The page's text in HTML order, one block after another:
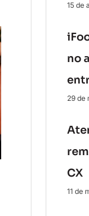
15 de
no
29 de
CX
11 de